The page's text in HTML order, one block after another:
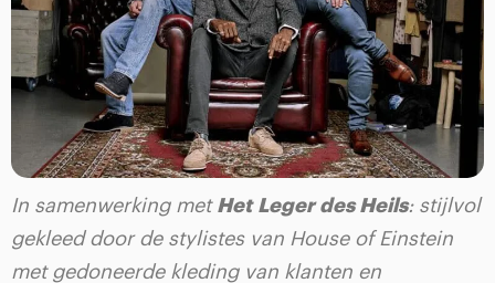
In samenwerking met Het Leger des Heils: stijlvol
gekleed door de stylistes van House of Einstein
met gedoneerde kleding van klanten en